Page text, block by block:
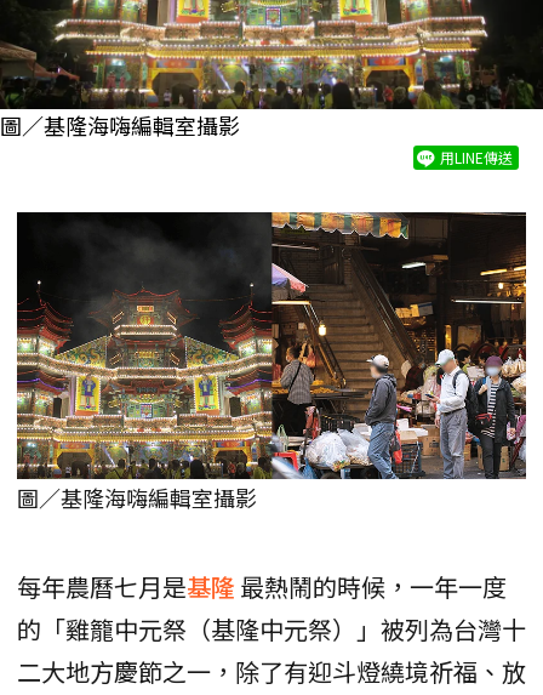
圖／基隆海嗨編輯室攝影
用LINE傳送
圖／基隆海嗨編輯室攝影
每年農曆七月是基隆 最熱鬧的時候，一年一度
的「雞籠中元祭（基隆中元祭）」被列為台灣十
二大地方慶節之一，除了有迎斗燈繞境祈福、放